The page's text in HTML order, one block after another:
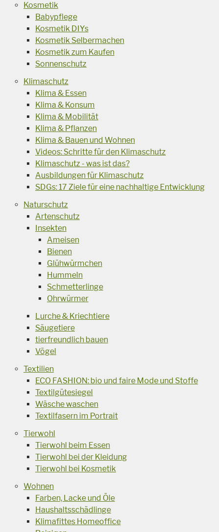
Kosmetik
Babypflege
Kosmetik DIYs
Kosmetik Selbermachen
Kosmetik zum Kaufen
Sonnenschutz
Klimaschutz
Klima & Essen
Klima & Konsum
Klima & Mobilität
Klima & Pflanzen
Klima & Bauen und Wohnen
Videos: Schritte für den Klimaschutz
Klimaschutz - was ist das?
Ausbildungen für Klimaschutz
SDGs: 17 Ziele für eine nachhaltige Entwicklung
Naturschutz
Artenschutz
Insekten
Ameisen
Bienen
Glühwürmchen
Hummeln
Schmetterlinge
Ohrwürmer
Lurche & Kriechtiere
Säugetiere
tierfreundlich bauen
Vögel
Textilien
ECO FASHION: bio und faire Mode und Stoffe
Textilgütesiegel
Wäsche waschen
Textilfasern im Portrait
Tierwohl
Tierwohl beim Essen
Tierwohl bei der Kleidung
Tierwohl bei Kosmetik
Wohnen
Farben, Lacke und Öle
Haushaltsschädlinge
Klimafittes Homeoffice